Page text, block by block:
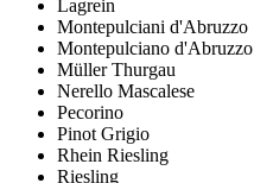
Lagrein
Montepulciani d'Abruzzo
Montepulciano d'Abruzzo
Müller Thurgau
Nerello Mascalese
Pecorino
Pinot Grigio
Rhein Riesling
Riesling